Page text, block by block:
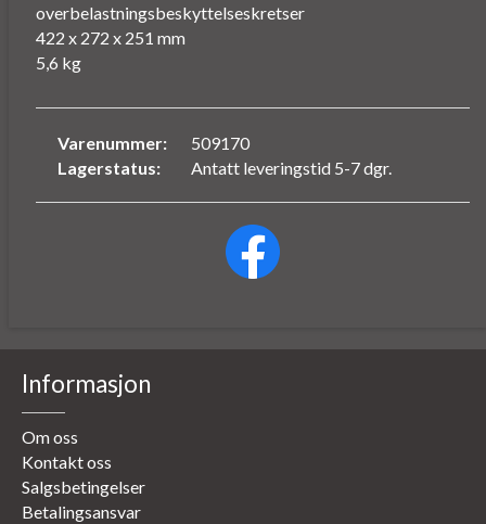
Varenummer:
509170
Lagerstatus:
Antatt leveringstid 5-7 dgr.
overbelastningsbeskyttelseskretser
422 x 272 x 251 mm
5,6 kg
Informasjon
Om oss
Kontakt oss
Salgsbetingelser
Betalingsansvar